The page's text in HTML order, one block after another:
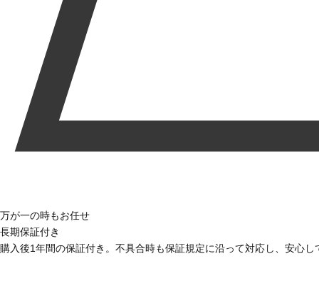
万が一の時もお任せ
長期保証付き
購入後1年間の保証付き。不具合時も保証規定に沿って対応し、安心